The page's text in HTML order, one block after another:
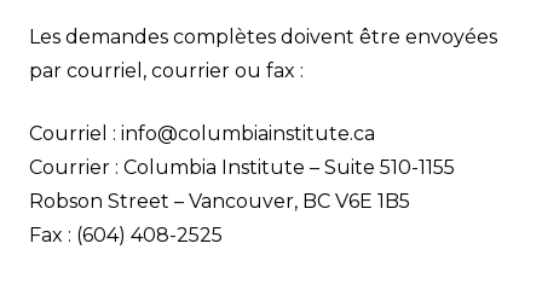
Les demandes complètes doivent être envoyées
par courriel, courrier ou fax :
Courriel : info@columbiainstitute.ca
Courrier : Columbia Institute – Suite 510-1155
Robson Street – Vancouver, BC V6E 1B5
Fax : (604) 408-2525